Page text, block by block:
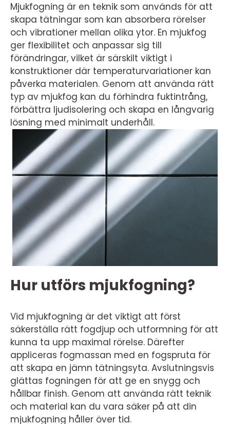
Mjukfogning är en teknik som används för att
skapa tätningar som kan absorbera rörelser
och vibrationer mellan olika ytor. En mjukfog
ger flexibilitet och anpassar sig till
förändringar, vilket är särskilt viktigt i
konstruktioner där temperaturvariationer kan
påverka materialen. Genom att använda rätt
typ av mjukfog kan du förhindra fuktintrång,
förbättra ljudisolering och skapa en långvarig
lösning med minimalt underhåll.
Hur utförs mjukfogning?
Vid mjukfogning är det viktigt att först
säkerställa rätt fogdjup och utformning för att
kunna ta upp maximal rörelse. Därefter
appliceras fogmassan med en fogspruta för
att skapa en jämn tätningsyta. Avslutningsvis
glättas fogningen för att ge en snygg och
hållbar finish. Genom att använda rätt teknik
och material kan du vara säker på att din
mjukfogning håller över tid.